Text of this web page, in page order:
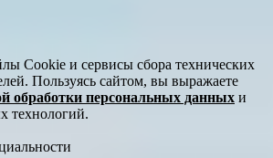
Cookie и сервисы сбора технических
Пользуясь сайтом, вы выражаете
обработки персональных данных и
технологий.